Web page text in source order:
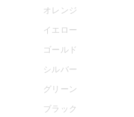
オレンジ
イエロー
ゴールド
シルバー
グリーン
ブラック